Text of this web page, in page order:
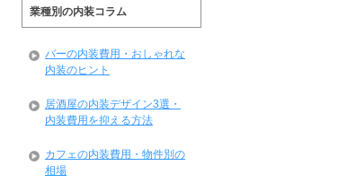
業種別の内装コラム
バーの内装費用・おしゃれな
内装のヒント
居酒屋の内装デザイン3選・
内装費用を抑える方法
カフェの内装費用・物件別の
相場